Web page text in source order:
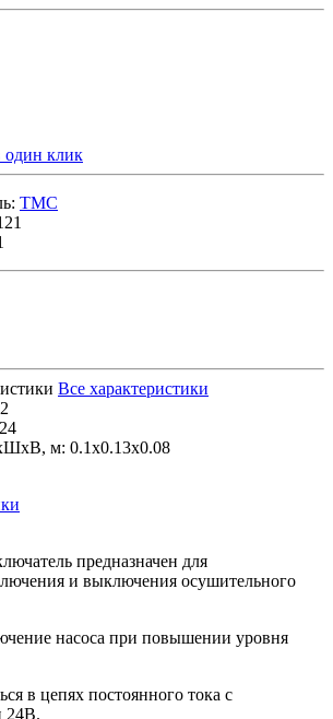
один клик
TMC
Все характеристики
м: 0.1x0.13x0.08
предназначен для
и выключения осушительного
насоса при повышении уровня
в цепях постоянного тока с
24В.